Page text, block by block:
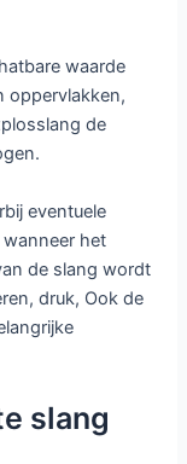
waarde
oppervlakken,
de
eventuele
het
de slang wordt
druk, Ook de
slang